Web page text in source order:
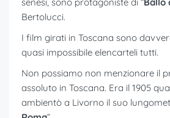
Bertolucci.
I film girati in Toscana sono
quasi impossibile elencarteli tutti.
Non possiamo non menzionare il
assoluto in Toscana. Era il 1905
ambientò a Livorno il suo